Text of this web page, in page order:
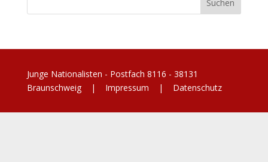
Junge Nationalisten - Postfach 8116 - 38131
Braunschweig | Impressum | Datenschutz